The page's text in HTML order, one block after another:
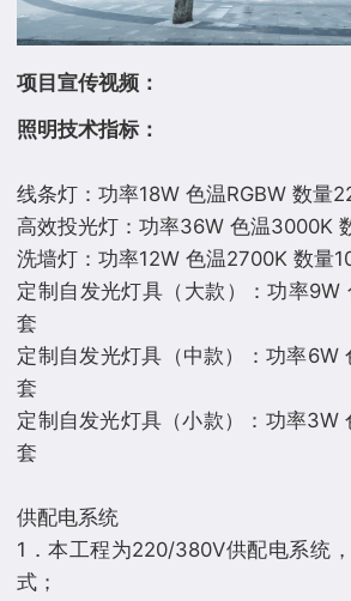
项目宣传视频：
照明技术指标：
线条灯：功率18W 色温RGBW 数量
高效投光灯：功率36W 色温3000K
洗墙灯：功率12W 色温2700K 数量
定制自发光灯具（大款）：功率9W
套
定制自发光灯具（中款）：功率6W
套
定制自发光灯具（小款）：功率3W
套
供配电系统
1．本工程为220/380V供配电系统
式；